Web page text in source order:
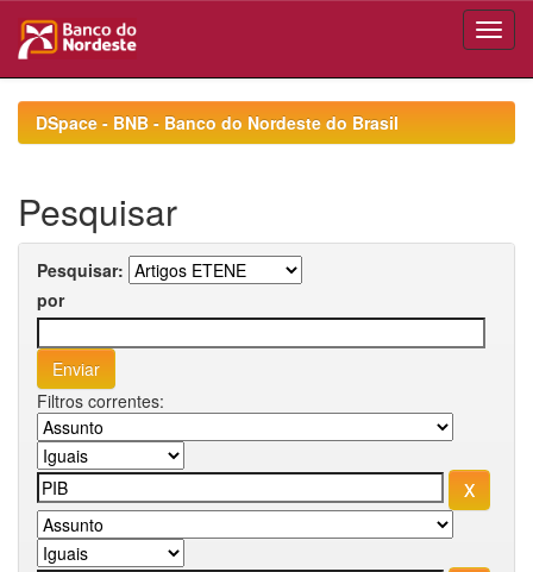
navigationDSpace - BNB - Banco do Nordeste do Brasil
Pesquisar
Pesquisar:
por
Filtros correntes: